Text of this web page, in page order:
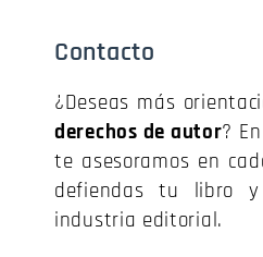
Contacto
¿Deseas más
derechos de autor? En
te asesoramos en
defiendas tu libro
industria editorial.